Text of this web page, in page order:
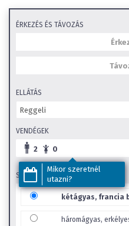
ÉRKEZÉS ÉS TÁVOZÁS
Mikor szeretnél
utazni?
ELLÁTÁS
VENDÉGEK
2 0
SZOBA TÍPUS
kétágyas, francia
háromágyas,